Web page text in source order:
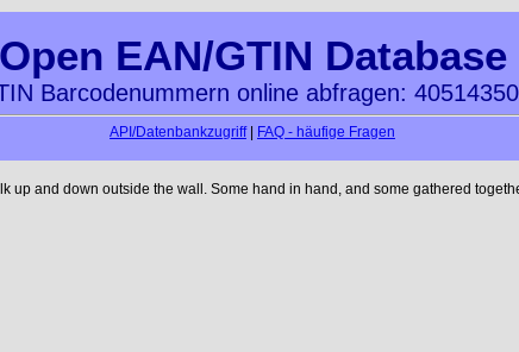
Open EAN/GTIN Database
Barcodenummern online abfragen:
API/Datenbankzugriff| FAQ - häufige Fragen
up and down outside the wall. Some hand in hand, and some gathered